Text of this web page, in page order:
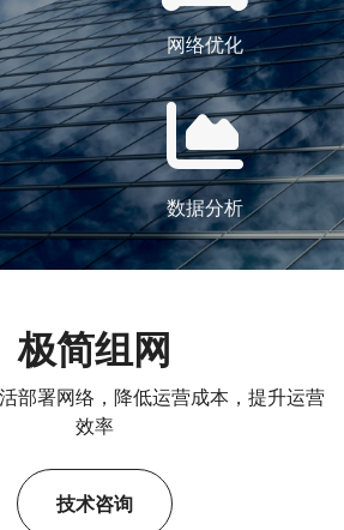
网络优化
数据分析
极简组网
部署网络，降低运营成本，提升运营
效率
技术咨询